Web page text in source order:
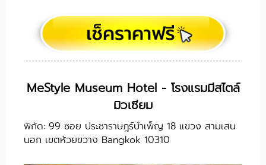
MeStyle Museum Hotel - โรงแรมมีสไตล์
มิวเซียม
พิกัด: 99 ซอย ประชาราษฎร์บำเพ็ญ 18 แขวง สามเสน
นอก เขตห้วยขวาง Bangkok 10310